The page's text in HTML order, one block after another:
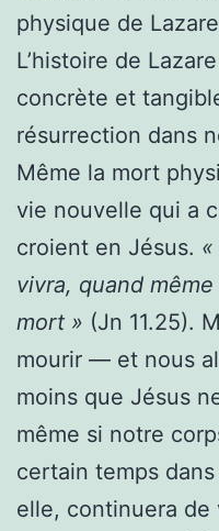
physique de
L’histoire de
concrète et
résurrection dans
Même la mort
vie nouvelle qui a
croient en Jésus.
vivra, quand
mort » (Jn 11.25).
mourir — et nous
moins que Jésus
même si notre
certain temps
elle, continuera de